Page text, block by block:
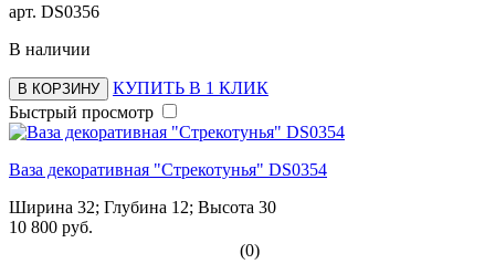
арт. DS0356
В наличии
В КОРЗИНУ
КУПИТЬ В 1 КЛИК
Быстрый просмотр
Ваза декоративная "Стрекотунья" DS0354
Ширина 32; Глубина 12; Высота 30
10 800 руб.
(0)